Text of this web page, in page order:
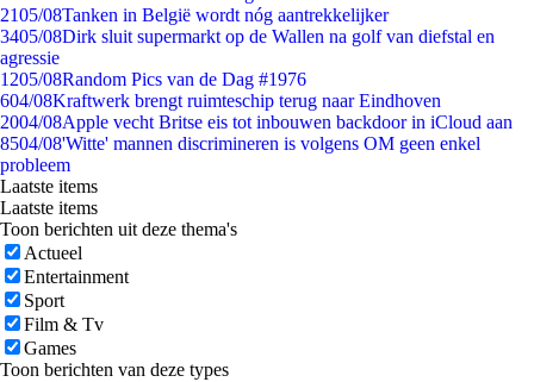
2105/08Tanken in België wordt nóg aantrekkelijker
3405/08Dirk sluit supermarkt op de Wallen na golf van diefstal en
agressie
1205/08Random Pics van de Dag #1976
604/08Kraftwerk brengt ruimteschip terug naar Eindhoven
2004/08Apple vecht Britse eis tot inbouwen backdoor in iCloud aan
8504/08'Witte' mannen discrimineren is volgens OM geen enkel
probleem
Laatste items
Laatste items
Toon berichten uit deze thema's
Actueel
Entertainment
Sport
Film & Tv
Games
Toon berichten van deze types